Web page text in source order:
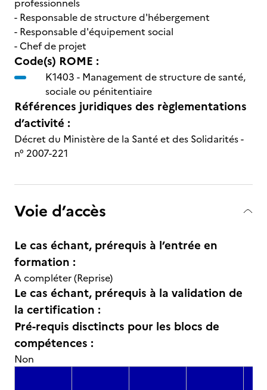
professionnels
- Responsable de structure d'hébergement
- Responsable d'équipement social
- Chef de projet
Code(s) ROME :
K1403 - Management de structure de santé,
sociale ou pénitentiaire
Références juridiques des règlementations
d’activité :
Décret du Ministère de la Santé et des Solidarités -
n° 2007-221
Voie d’accès
Le cas échant, prérequis à l’entrée en
formation :
A compléter (Reprise)
Le cas échant, prérequis à la validation de
la certification :
Pré-requis disctincts pour les blocs de
compétences :
Non